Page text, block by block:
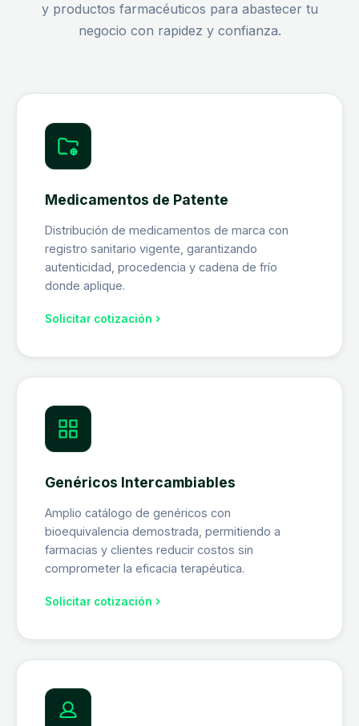
y productos farmacéuticos para abastecer tu
negocio con rapidez y confianza.
Medicamentos de Patente
Distribución de medicamentos de marca con
registro sanitario vigente, garantizando
autenticidad, procedencia y cadena de frío
donde aplique.
Solicitar cotización
Genéricos Intercambiables
Amplio catálogo de genéricos con
bioequivalencia demostrada, permitiendo a
farmacias y clientes reducir costos sin
comprometer la eficacia terapéutica.
Solicitar cotización